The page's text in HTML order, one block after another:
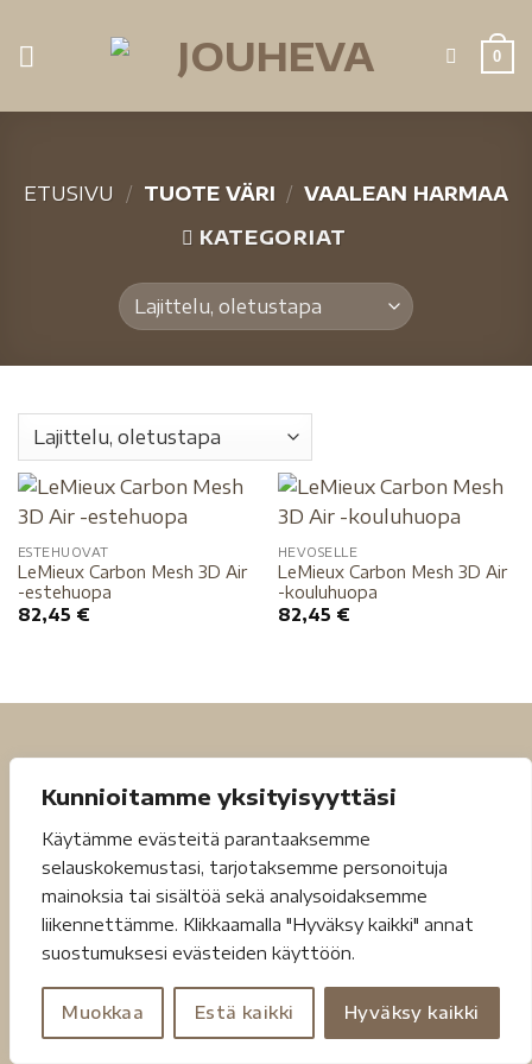
Kunnioitamme yksityisyyttäsi
Käytämme evästeitä parantaaksemme
selauskokemustasi, tarjotaksemme personoituja
mainoksia tai sisältöä sekä analysoidaksemme
liikennettämme. Klikkaamalla "Hyväksy kaikki" annat
suostumuksesi evästeiden käyttöön.
Muokkaa Estä kaikki Hyväksy kaikki
0
ETUSIVU / TUOTE VÄRI / VAALEAN HARMAA
KATEGORIAT
ESTEHUOVAT
LeMieux Carbon Mesh 3D Air
-estehuopa
82,45 €
HEVOSELLE
LeMieux Carbon Mesh 3D Air
-kouluhuopa
82,45 €
Tietosuojaseloste Toimitusehdot
Jouheva.net